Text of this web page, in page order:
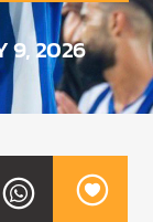
9, 2026